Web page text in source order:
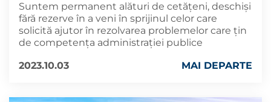
Suntem permanent alături de cetățeni, deschiși
fără rezerve în a veni în sprijinul celor care
solicită ajutor în rezolvarea problemelor care țin
de competența administrației publice
2023.10.03
MAI DEPARTE